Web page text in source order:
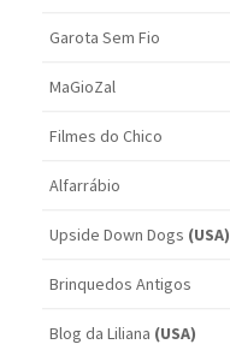
Garota Sem Fio
MaGioZal
Filmes do Chico
Alfarrábio
Upside Down Dogs (USA)
Brinquedos Antigos
Blog da Liliana (USA)